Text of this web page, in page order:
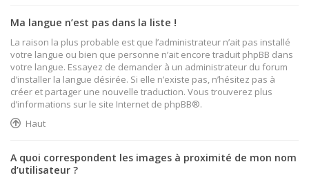
Ma langue n’est pas dans la liste !
La raison la plus probable est que l’administrateur n’ait pas installé
votre langue ou bien que personne n’ait encore traduit phpBB dans
votre langue. Essayez de demander à un administrateur du forum
d’installer la langue désirée. Si elle n’existe pas, n’hésitez pas à
créer et partager une nouvelle traduction. Vous trouverez plus
d’informations sur le site Internet de phpBB®.
Haut
A quoi correspondent les images à proximité de mon nom
d’utilisateur ?